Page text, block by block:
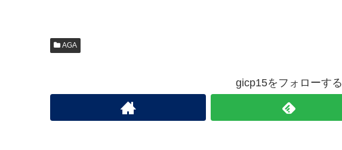
AGA
gicp15をフォローする